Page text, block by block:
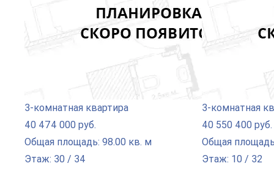
3-комнатная квартира
40 474 000 руб.
Общая площадь: 98.00 кв. м
Этаж: 30 / 34
3-комнатная
40 550 400 руб.
Общая
Этаж: 10 / 32